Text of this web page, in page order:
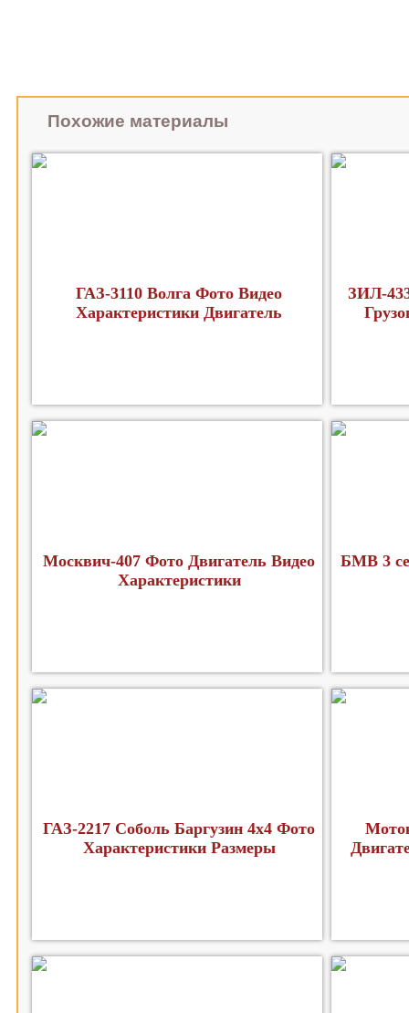
Похожие материалы
ГАЗ-3110 Волга Фото Видео
Характеристики Двигатель
ЗИЛ-
Москвич-407 Фото Двигатель Видео
Характеристики
БМВ 3
ГАЗ-2217 Соболь Баргузин 4х4 Фото
Характеристики Размеры